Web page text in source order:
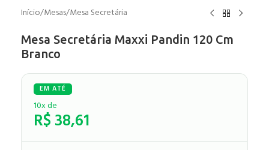
Início/Mesas/Mesa Secretária
Mesa Secretária Maxxi Pandin 120 Cm
Branco
10x de
R$38,61